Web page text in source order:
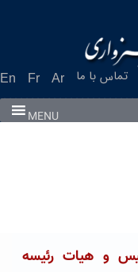
En Fr Ar تماس با ما
MENU
و هیات رئیسه